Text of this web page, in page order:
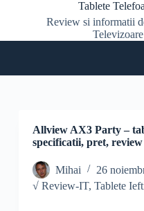
a
Tablete
Review si informatii
Allview AX3 Party –
specificatii, pret, review
Mihai
26
√ Review-IT, Tablete